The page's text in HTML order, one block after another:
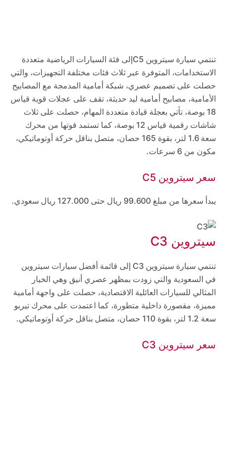
تنتمي سيارة سيتروين C5إلى فئة السيارات الرياضية متعددة
الاستخدامات، المتوفرة عبر ثلاث فئات مختلفة التجهيزات، والتي
حصلت على تصميم عصري، شبكة أمامية المدمجة مع المصابيح
الأمامية، مصابيح أمامية ليد حديثة، تقف على عجلات قوية قياس
18 بوصة، تأتي بعجلة قيادة متعددة المهام، حصلت على ثلاث
شاشات رقمية قياس 12 بوصة، كما تستمد قوتها من محرك
سعة 1.6 لتر، بقوة 165 حصان، متصل بناقل حركة أوتوماتيكي،
مكون من 6 سرعات.
سعر سيتروين C5
يبدأ سعرها من مبلغ 99.600 ريال حتى 127.000 ريال سعودي.
سيتروين C3
تنتمي سيارة سيتروين C3 إلى قائمة أفضل سيارات سيتروين
في السعودية والتي زودت بمظهر عصري أنيق وهي الخيار
المثالي للسيارات العائلية الاقتصادية، حصلت على واجهة أمامية
مميزة، مقصورة داخلية متطورة، كما اعتمدت على محرك تيربو
سعة 1.2 لتر، بقوة 110 حصان، متصل بناقل حركة أوتوماتيكي.
سعر سيتروين C3